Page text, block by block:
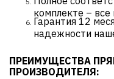
комплекте –
Гарантия 12
надежности
ПРЕИМУЩЕСТВА
ПРОИЗВОДИТЕЛЯ: